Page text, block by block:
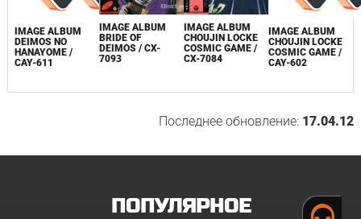
IMAGE ALBUM
DEIMOS NO
HANAYOME /
CAY-611
IMAGE ALBUM
BRIDE OF
DEIMOS / CX-
7093
IMAGE ALBUM
CHOUJIN LOCKE
COSMIC GAME /
CX-7084
IMAGE ALBUM
CHOUJIN LOCKE
COSMIC GAME /
CAY-602
Последнее обновление: 17.04.12
ПОПУЛЯРНОЕ